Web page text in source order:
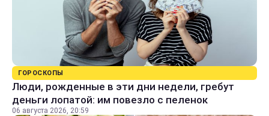
ГОРОСКОПЫ
Люди, рожденные в эти дни недели, гребут
деньги лопатой: им повезло с пеленок
06 августа 2026, 20:59